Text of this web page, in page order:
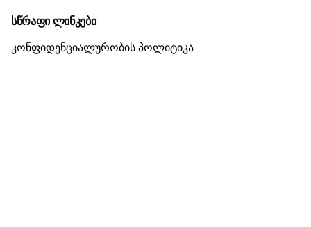
სწრაფი ლინკები
კონფიდენციალურობის პოლიტიკა